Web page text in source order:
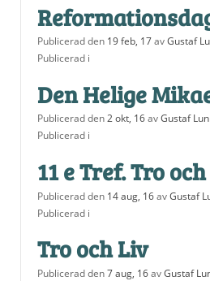
Publicerad den 19 feb, 17avGustaf
Publicerad i
Den Helige
Publicerad den2 okt, 16avGustaf
Publicerad i
11 e Tref. Tro
Publicerad den 14 aug, 16avGustaf
Publicerad i
Tro och Liv
Publicerad den7 aug, 16avGustaf